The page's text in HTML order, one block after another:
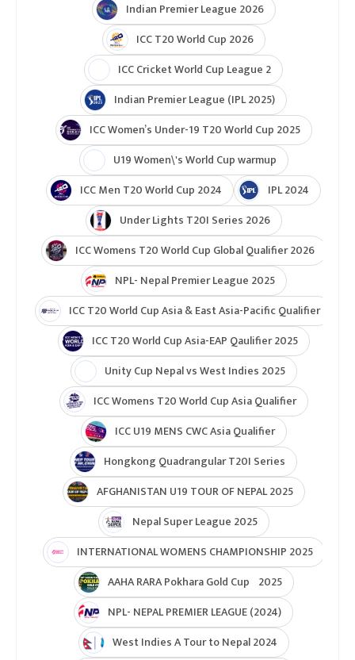
Indian Premier League 2026
ICC T20 World Cup 2026
ICC Cricket World Cup League 2
Indian Premier League (IPL 2025)
ICC Women’s Under-19 T20 World Cup 2025
U19 Women\'s World Cup warmup
ICC Men T20 World Cup 2024
IPL 2024
Under Lights T20I Series 2026
ICC Womens T20 World Cup Global Qualifier 2026
NPL- Nepal Premier League 2025
ICC T20 World Cup Asia & East Asia-Pacific Qualifier
ICC T20 World Cup Asia-EAP Qaulifier 2025
Unity Cup Nepal vs West Indies 2025
ICC Womens T20 World Cup Asia Qualifier
ICC U19 MENS CWC Asia Qualifier
Hongkong Quadrangular T20I Series
AFGHANISTAN U19 TOUR OF NEPAL 2025
Nepal Super League 2025
INTERNATIONAL WOMENS CHAMPIONSHIP 2025
AAHA RARA Pokhara Gold Cup 2025
NPL- NEPAL PREMIER LEAGUE (2024)
West Indies A Tour to Nepal 2024